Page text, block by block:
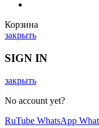
Корзина
закрыть
SIGN IN
закрыть
No account yet?
RuTube WhatsApp